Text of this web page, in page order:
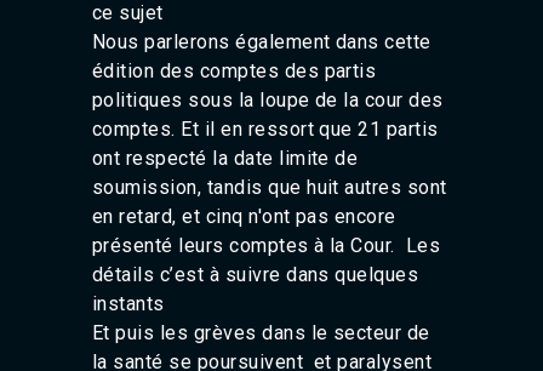
Fès 98.8 Hz
Meknès 97.2 Hz
El Jadida 97.3
Settat 104,6
Chefchaouen 106.4
Essaouira 96.6
Safi 92.3
Taza 103.0
Taounate 95.6
Tiznit 103.1
SkhourRhamna 92.2
Guelmim 91.9
ce sujet
Nous parlerons également dans cette
édition des comptes des partis
politiques sous la loupe de la cour des
comptes. Et il en ressort que 21 partis
ont respecté la date limite de
soumission, tandis que huit autres sont
en retard, et cinq n'ont pas encore
présenté leurs comptes à la Cour. Les
détails c’est à suivre dans quelques
instants
Et puis les grèves dans le secteur de
la santé se poursuivent et paralysent